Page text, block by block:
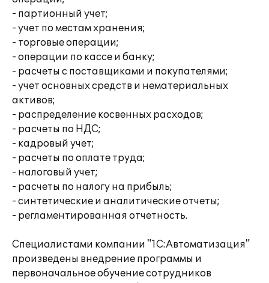
- партионный учет;
- учет по местам хранения;
- торговые операции;
- операции по кассе и банку;
- расчеты с поставщиками и покупателями;
- учет основных средств и нематериальных
активов;
- распределение косвенных расходов;
- расчеты по НДС;
- кадровый учет;
- расчеты по оплате труда;
- налоговый учет;
- расчеты по налогу на прибыль;
- синтетические и аналитические отчеты;
- регламентированная отчетность.
Специалистами компании "1С:Автоматизация"
произведены внедрение программы и
первоначальное обучение сотрудников